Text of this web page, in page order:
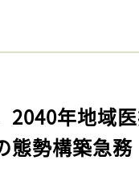
2040年地域
態勢構築急務